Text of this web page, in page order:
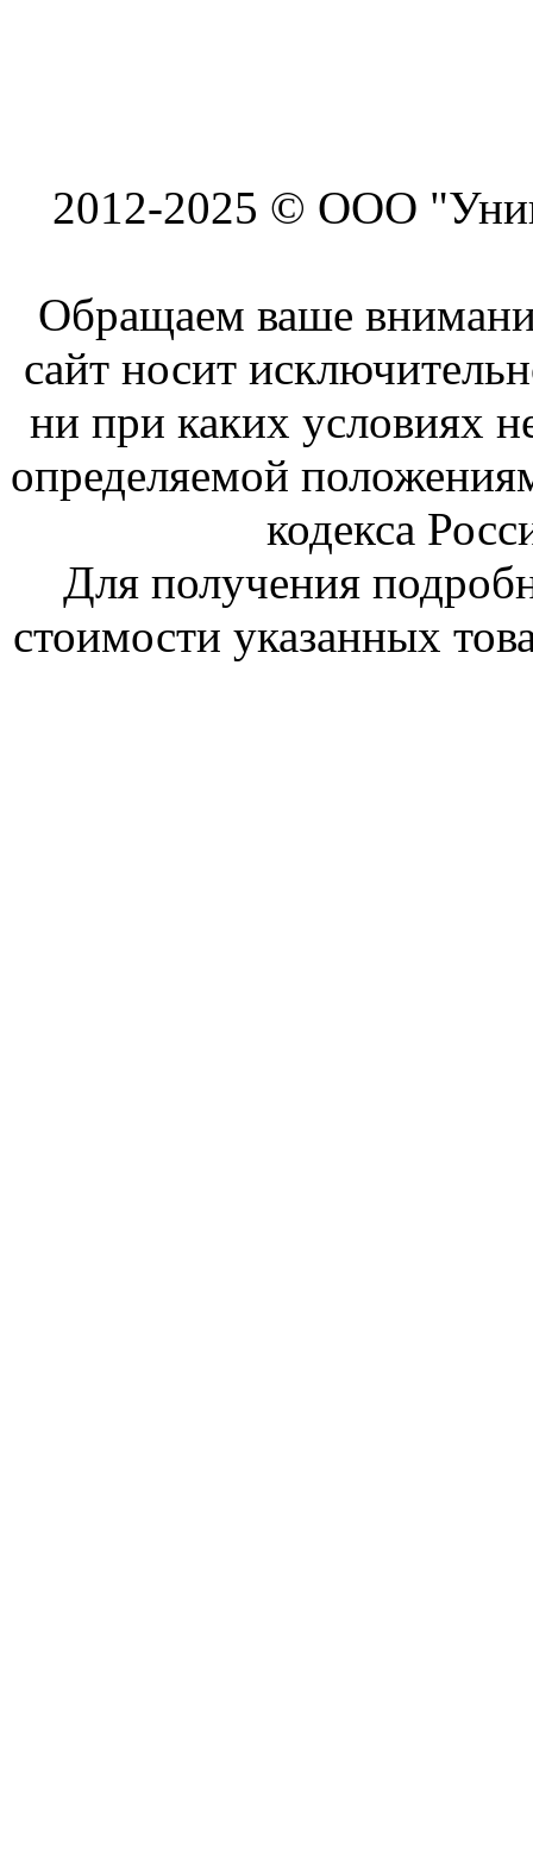
2012-2025 © ООО
Обращаем ваше
сайт носит
ни при каких условиях
определяемой
кодекса
Для получения
стоимости указанных